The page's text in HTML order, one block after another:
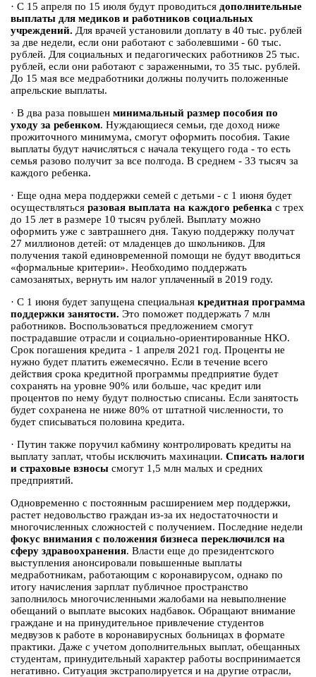
· С 15 апреля по 15 июля будут проводиться дополнительные
выплаты для медиков и работников социальных
учреждений. Для врачей установили доплату в 40 тыс. рублей
за две недели, если они работают с заболевшими - 60 тыс.
рублей. Для социальных и педагогических работников 25 тыс.
рублей, если они работают с зараженными, то 35 тыс. рублей.
До 15 мая все медработники должны получить положенные
апрельские выплаты.
· В два раза повышен минимальный размер пособия по
уходу за ребенком. Нуждающиеся семьи, где доход ниже
прожиточного минимума, смогут оформить пособия. Такие
выплаты будут начисляться с начала текущего года - то есть
семья разово получит за все полгода. В среднем - 33 тысяч за
каждого ребенка.
· Еще одна мера поддержки семей с детьми - с 1 июня будет
осуществляться разовая выплата на каждого ребенка с трех
до 15 лет в размере 10 тысяч рублей. Выплату можно
оформить уже с завтрашнего дня. Такую поддержку получат
27 миллионов детей: от младенцев до школьников. Для
получения такой единовременной помощи не будут вводиться
«формальные критерии». Необходимо поддержать
самозанятых, вернуть им налог уплаченный в 2019 году.
· С 1 июня будет запущена специальная кредитная программа
поддержки занятости. Это поможет поддержать 7 млн
работников. Воспользоваться предложением смогут
пострадавшие отрасли и социально-ориентированные НКО.
Срок погашения кредита - 1 апреля 2021 год. Проценты не
нужно будет платить ежемесячно. Если в течение всего
действия срока кредитной программы предприятие будет
сохранять на уровне 90% или больше, час кредит или
процентов по нему будут полностью списаны. Если занятость
будет сохранена не ниже 80% от штатной численности, то
будет списываться половина кредита.
· Путин также поручил кабмину контролировать кредиты на
выплату заплат, чтобы исключить махинации. Списать налоги
и страховые взносы смогут 1,5 млн малых и средних
предприятий.
Одновременно с постоянным расширением мер поддержки,
растет недовольство граждан из-за их недостаточности и
многочисленных сложностей с получением. Последние недели
фокус внимания с положения бизнеса переключился на
сферу здравоохранения. Власти еще до президентского
выступления анонсировали повышенные выплаты
медработникам, работающим с коронавирусом, однако по
итогу начисления зарплат публичное пространство
заполнилось многочисленными жалобами на невыполнение
обещаний о выплате высоких надбавок. Обращают внимание
граждане и на принудительное привлечение студентов
медвузов к работе в коронавирусных больницах в формате
практики. Даже с учетом дополнительных выплат, обещанных
студентам, принудительный характер работы воспринимается
негативно. Ситуация экстраполируется и на другие отрасли,